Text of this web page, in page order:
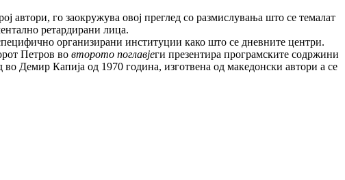
автори, го заокружува овој преглед со размислувања што се темалат
ретардирани лица.
организирани институции како што се дневните центри.
Петров во второто поглавјеги презентира програмските содржини
Демир Капија од 1970 година, изготвена од македонски автори а се